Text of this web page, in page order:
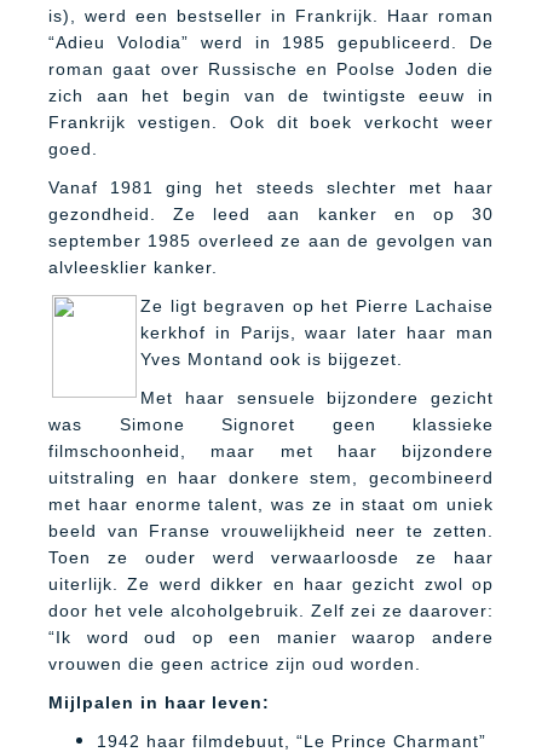
is), werd een bestseller in Frankrijk. Haar roman
“Adieu Volodia” werd in 1985 gepubliceerd. De
roman gaat over Russische en Poolse Joden die
zich aan het begin van de twintigste eeuw in
Frankrijk vestigen. Ook dit boek verkocht weer
goed.
Vanaf 1981 ging het steeds slechter met haar
gezondheid. Ze leed aan kanker en op 30
september 1985 overleed ze aan de gevolgen van
alvleesklier kanker.
Ze ligt begraven op het Pierre Lachaise
kerkhof in Parijs, waar later haar man
Yves Montand ook is bijgezet.
Met haar sensuele bijzondere gezicht
was Simone Signoret geen klassieke
filmschoonheid, maar met haar bijzondere
uitstraling en haar donkere stem, gecombineerd
met haar enorme talent, was ze in staat om uniek
beeld van Franse vrouwelijkheid neer te zetten.
Toen ze ouder werd verwaarloosde ze haar
uiterlijk. Ze werd dikker en haar gezicht zwol op
door het vele alcoholgebruik. Zelf zei ze daarover:
“Ik word oud op een manier waarop andere
vrouwen die geen actrice zijn oud worden.
Mijlpalen in haar leven:
1942 haar filmdebuut, “Le Prince Charmant”